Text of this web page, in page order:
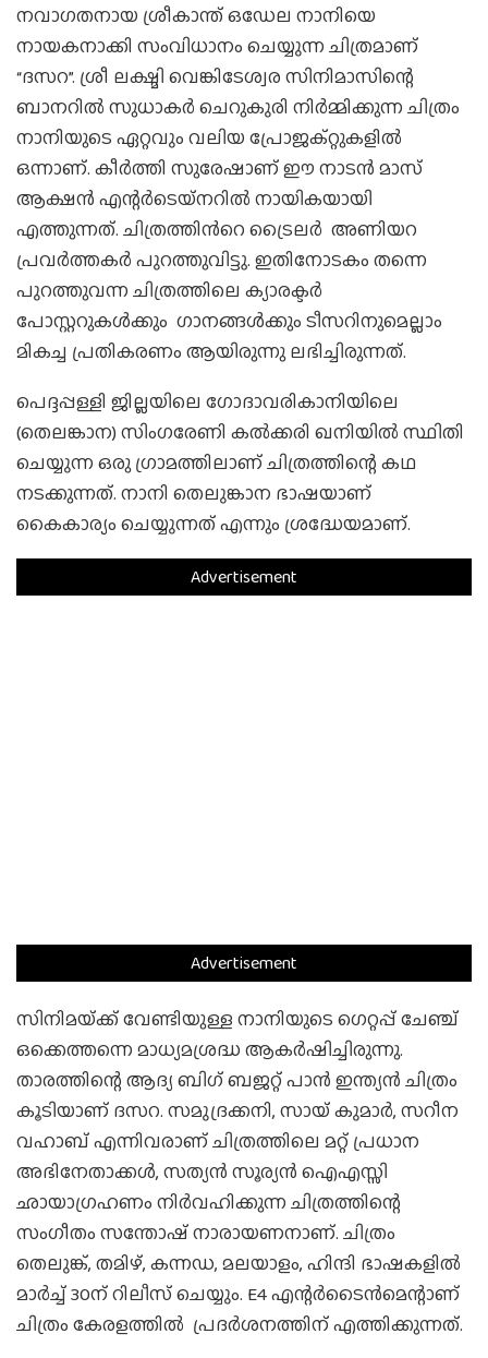
നവാഗതനായ ശ്രീകാന്ത് ഒഡേല നാനിയെ
നായകനാക്കി സംവിധാനം ചെയ്യുന്ന ചിത്രമാണ്
“ദസറ”. ശ്രീ ലക്ഷ്മി വെങ്കിടേശ്വര സിനിമാസിന്റെ
ബാനറിൽ സുധാകർ ചെറുകുരി നിർമ്മിക്കുന്ന ചിത്രം
നാനിയുടെ ഏറ്റവും വലിയ പ്രോജക്റ്റുകളിൽ
ഒന്നാണ്. കീർത്തി സുരേഷാണ് ഈ നാടൻ മാസ്
ആക്ഷൻ എന്റർടെയ്‌നറിൽ നായികയായി
എത്തുന്നത്. ചിത്രത്തിൻറെ ട്രൈലർ അണിയറ
പ്രവർത്തകർ പുറത്തുവിട്ടു. ഇതിനോടകം തന്നെ
പുറത്തുവന്ന ചിത്രത്തിലെ ക്യാരക്ടർ
പോസ്റ്ററുകൾക്കും ഗാനങ്ങൾക്കും ടീസറിനുമെല്ലാം
മികച്ച പ്രതികരണം ആയിരുന്നു ലഭിച്ചിരുന്നത്.
പെദ്ദപ്പള്ളി ജില്ലയിലെ ഗോദാവരികാനിയിലെ
(തെലങ്കാന) സിംഗരേണി കൽക്കരി ഖനിയിൽ സ്ഥിതി
ചെയ്യുന്ന ഒരു ഗ്രാമത്തിലാണ് ചിത്രത്തിന്റെ കഥ
നടക്കുന്നത്. നാനി തെലുങ്കാന ഭാഷയാണ്
കൈകാര്യം ചെയ്യുന്നത് എന്നും ശ്രദ്ധേയമാണ്.
Advertisement
Advertisement
സിനിമയ്‌ക്ക് വേണ്ടിയുള്ള നാനിയുടെ ഗെറ്റപ്പ് ചേഞ്ച്
ഒക്കെത്തന്നെ മാധ്യമശ്രദ്ധ ആകർഷിച്ചിരുന്നു.
താരത്തിന്റെ ആദ്യ ബിഗ് ബജറ്റ് പാൻ ഇന്ത്യൻ ചിത്രം
കൂടിയാണ് ദസറ. സമുദ്രക്കനി, സായ് കുമാർ, സറീന
വഹാബ് എന്നിവരാണ് ചിത്രത്തിലെ മറ്റ് പ്രധാന
അഭിനേതാക്കൾ, സത്യൻ സൂര്യൻ ഐഎസ്സി
ഛായാഗ്രഹണം നിർവഹിക്കുന്ന ചിത്രത്തിന്റെ
സംഗീതം സന്തോഷ് നാരായണനാണ്. ചിത്രം
തെലുങ്ക്, തമിഴ്, കന്നഡ, മലയാളം, ഹിന്ദി ഭാഷകളിൽ
മാർച്ച് 30ന് റിലീസ് ചെയ്യും. E4 എന്റർടൈൻമെന്റാണ്
ചിത്രം കേരളത്തിൽ പ്രദർശനത്തിന് എത്തിക്കുന്നത്.